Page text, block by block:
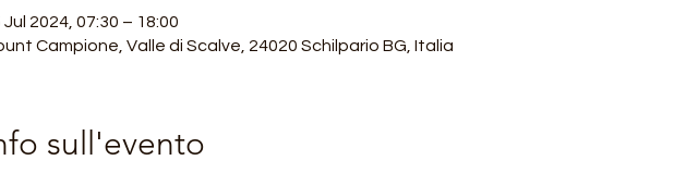
Jul 2024, 07:30 – 18:00
Campione, Valle di Scalve, 24020 Schilpario BG, Italia
sull'evento